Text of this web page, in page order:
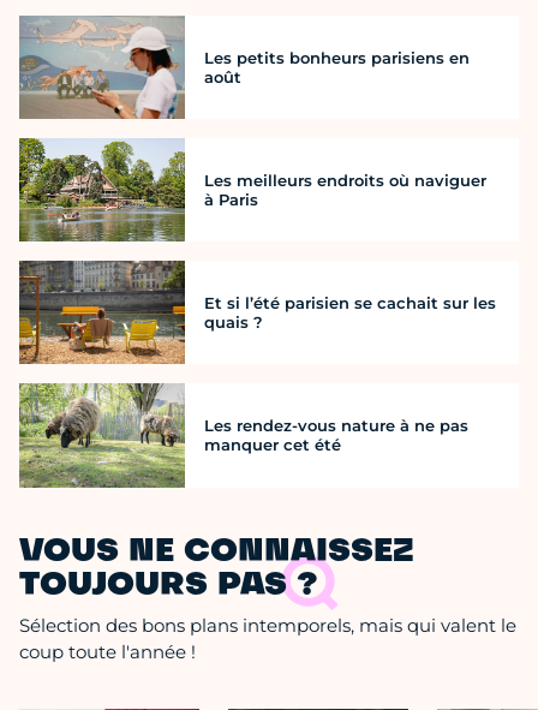
Les petits bonheurs parisiens en
août
Les meilleurs endroits où naviguer
à Paris
Et si l’été parisien se cachait sur les
quais ?
Les rendez-vous nature à ne pas
manquer cet été
VOUS NE CONNAISSEZ
TOUJOURS PAS ?
Sélection des bons plans intemporels, mais qui valent le
coup toute l'année !